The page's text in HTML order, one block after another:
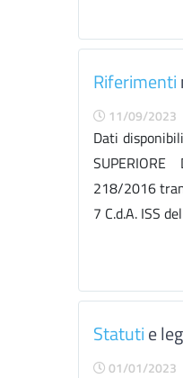
Riferimenti
11/09/2023
Dati
218/2016
7 C.d.A. ISS
Statutie
01/01/2023